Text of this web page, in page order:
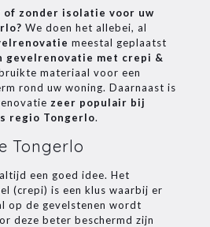
of zonder isolatie voor uw
We doen het allebei, al
meestal geplaatst
gevelrenovatie met crepi &
materiaal voor een
rond uw woning. Daarnaast is
zeer populair bij
regio Tongerlo.
Tongerlo
altijd een goed idee. Het
(crepi) is een klus waarbij er
op de gevelstenen wordt
deze beter beschermd zijn